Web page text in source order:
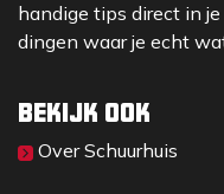
handige tips direct in
dingen waar je echt
Bekijk ook
Over Sc​huurhuis